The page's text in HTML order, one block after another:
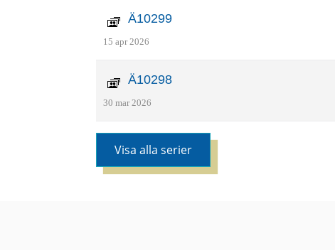
Ä10299
15 apr 2026
Ä10298
30 mar 2026
Visa alla serier